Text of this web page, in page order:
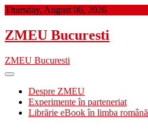
Skip
content
Thursday, August 06, 2026
ZMEU Bucuresti
ZMEU Bucuresti
Despre ZMEU
Experimente în parteneriat
Librărie eBook în limba română